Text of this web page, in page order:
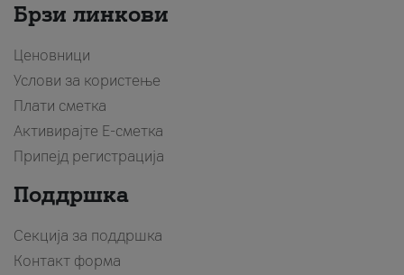
Брзи линкови
Ценовници
Услови за користење
Плати сметка
Активирајте Е-сметка
Припејд регистрација
Поддршка
Секција за поддршка
Контакт форма